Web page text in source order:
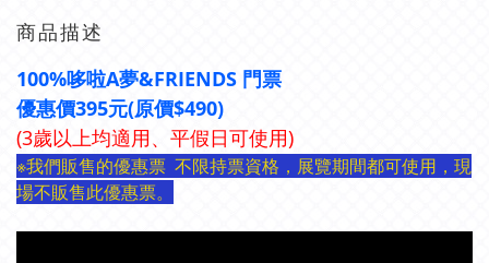
商品描述
100%哆啦A夢&FRIENDS 門票
優惠價395元(原價$490)
(3歲以上均適用、平假日可使用)
※我們販售的優惠票 不限持票資格，展覽期間都可使用，現
場不販售此優惠票。